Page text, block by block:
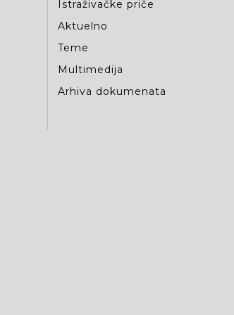
Istraživačke priče
Aktuelno
Teme
Multimedija
Arhiva dokumenata